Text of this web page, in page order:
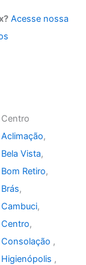
Acesse nossa
Aclimação,
Bela Vista,
Bom Retiro,
Brás,
Cambuci,
Centro,
Consolação ,
Higienópolis ,